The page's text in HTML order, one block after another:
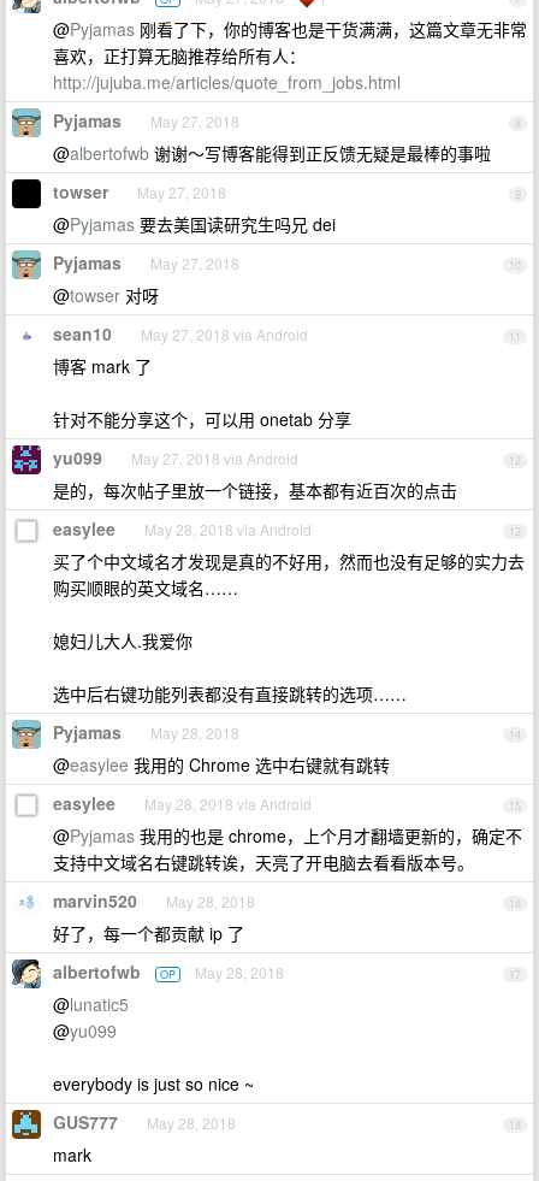
@Pyjamas 刚看了下，你的博客也是干货满满，这篇文章无非常
喜欢，正打算无脑推荐给所有人：
http://jujuba.me/articles/quote_from_jobs.html
8
Pyjamas May 27, 2018
@albertofwb 谢谢～写博客能得到正反馈无疑是最棒的事啦
9
towser May 27, 2018
@Pyjamas 要去美国读研究生吗兄 dei
10
Pyjamas May 27, 2018
@towser 对呀
11
sean10 May 27, 2018 via Android
博客 mark 了
针对不能分享这个，可以用 onetab 分享
12
yu099 May 27, 2018 via Android
是的，每次帖子里放一个链接，基本都有近百次的点击
13
easylee May 28, 2018 via Android
买了个中文域名才发现是真的不好用，然而也没有足够的实力去
购买顺眼的英文域名……
媳妇儿大人.我爱你
选中后右键功能列表都没有直接跳转的选项……
14
Pyjamas May 28, 2018
@easylee 我用的 Chrome 选中右键就有跳转
15
easylee May 28, 2018 via Android
@Pyjamas 我用的也是 chrome，上个月才翻墙更新的，确定不
支持中文域名右键跳转诶，天亮了开电脑去看看版本号。
16
marvin520 May 28, 2018
好了，每一个都贡献 ip 了
17
albertofwb OP May 28, 2018
@lunatic5
@yu099
everybody is just so nice ~
18
GUS777 May 28, 2018
mark